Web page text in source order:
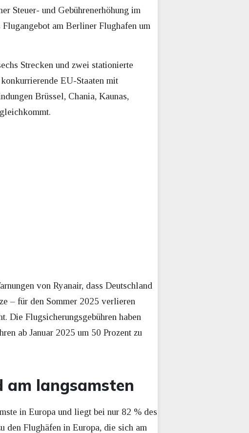
Steuer- und Gebührenerhöhung im
am Berliner Flughafen um
Strecken und zwei stationierte
EU-Staaten mit
Brüssel, Chania, Kaunas,
von Ryanair, dass Deutschland
– für den Sommer 2025 verlieren
Die Flugsicherungsgebühren haben
ab Januar 2025 um 50 Prozent zu
am langsamsten
in Europa und liegt bei nur 82 % des
Flughäfen in Europa, die sich am